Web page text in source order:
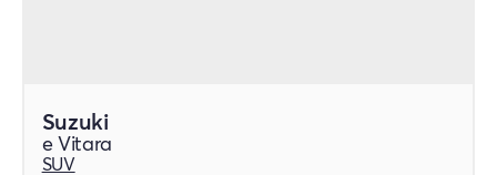
Suzuki
e Vitara
SUV